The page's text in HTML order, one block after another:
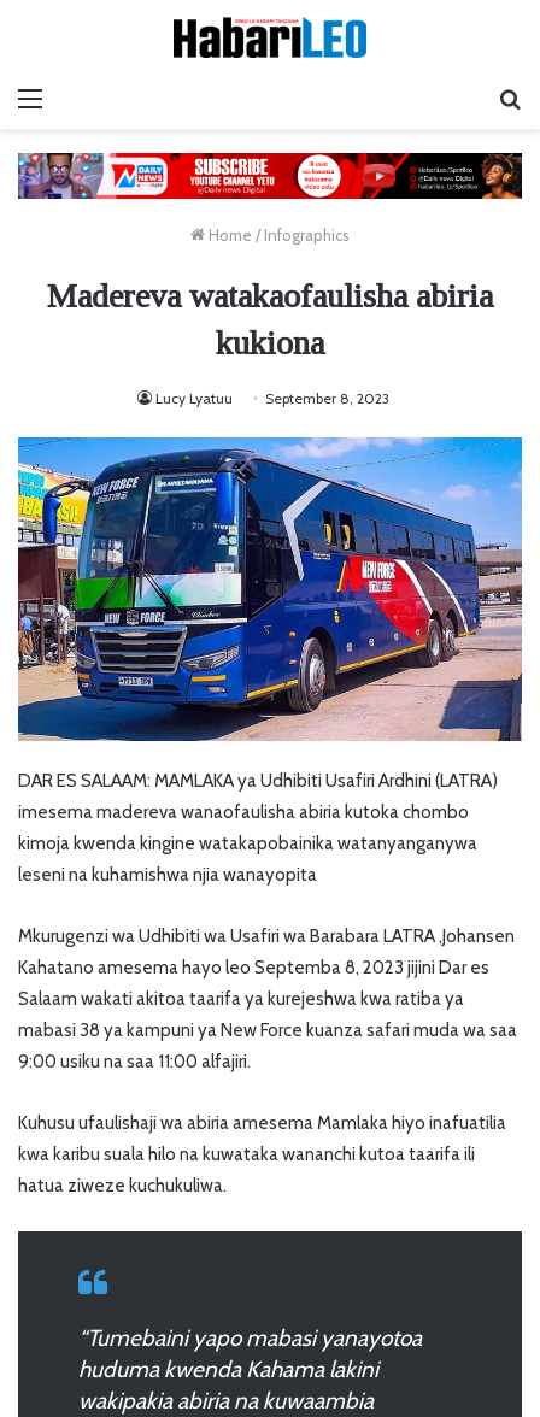
Home / Infographics
Madereva watakaofaulisha abiria
kukiona
Lucy Lyatuu September 8, 2023
DAR ES SALAAM: MAMLAKA ya Udhibiti Usafiri Ardhini (LATRA)
imesema madereva wanaofaulisha abiria kutoka chombo
kimoja kwenda kingine watakapobainika watanyanganywa
leseni na kuhamishwa njia wanayopita
Mkurugenzi wa Udhibiti wa Usafiri wa Barabara LATRA ,Johansen
Kahatano amesema hayo leo Septemba 8, 2023 jijini Dar es
Salaam wakati akitoa taarifa ya kurejeshwa kwa ratiba ya
mabasi 38 ya kampuni ya New Force kuanza safari muda wa saa
9:00 usiku na saa 11:00 alfajiri.
Kuhusu ufaulishaji wa abiria amesema Mamlaka hiyo inafuatilia
kwa karibu suala hilo na kuwataka wananchi kutoa taarifa ili
hatua ziweze kuchukuliwa.
“Tumebaini yapo mabasi yanayotoa
huduma kwenda Kahama lakini
wakipakia abiria na kuwaambia